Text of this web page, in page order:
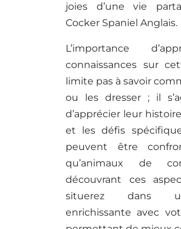
joies d’une vie
Cocker Spaniel Anglais.
L’importance
connaissances sur
limite pas à savoir
ou les dresser ; il
d’apprécier leur
et les défis
peuvent être
qu’animaux de
découvrant ces
situerez dans
enrichissante avec